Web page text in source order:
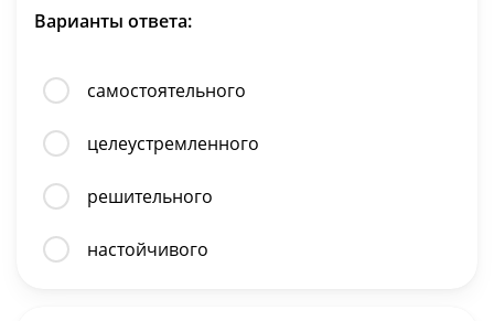
Варианты ответа:
самостоятельного
целеустремленного
решительного
настойчивого